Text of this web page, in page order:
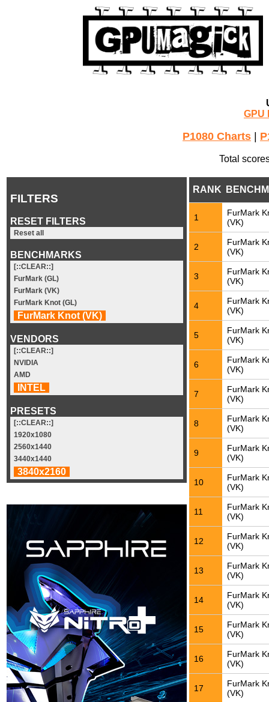
GPU
P1080 Charts
Total
FILTERS
RESET FILTERS
Reset all
BENCHMARKS
[::CLEAR::]
FurMark (GL)
FurMark (VK)
FurMark Knot (GL)
FurMark Knot (VK)
VENDORS
[::CLEAR::]
NVIDIA
AMD
INTEL
PRESETS
[::CLEAR::]
1920x1080
2560x1440
3440x1440
3840x2160
RANK
1
FurMark
(VK)
2
FurMark
(VK)
3
FurMark
(VK)
4
FurMark
(VK)
5
FurMark
(VK)
6
FurMark
(VK)
7
FurMark
(VK)
8
FurMark
(VK)
9
FurMark
(VK)
10
FurMark
(VK)
11
FurMark
(VK)
12
FurMark
(VK)
13
FurMark
(VK)
14
FurMark
(VK)
15
FurMark
(VK)
16
FurMark
(VK)
17
FurMark
(VK)